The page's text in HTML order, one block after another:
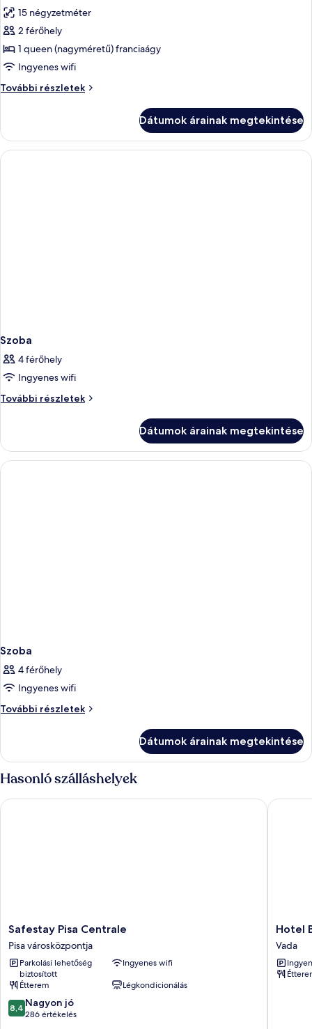
szoba
összes
képének
megtekintése:
Szoba
15 négyzetméter
2 férőhely
1 queen (nagyméretű) franciaágy
Ingyenes wifi
További részletek
Szoba
Dátumok árainak megtekintése
Szoba
4 férőhely
Ingyenes wifi
További részletek
Szoba
Dátumok árainak megtekintése
Szoba
4 férőhely
Ingyenes wifi
További részletek
Szoba
Dátumok árainak megtekintése
Hasonló szálláshelyek
Safestay
Pisa
Centrale
Pisa
városközpontja
Safestay Pisa Centrale
Pisa városközpontja
Parkolási lehetőség
biztosított
Ingyenes wifi
Étterem
Légkondicionálás
8.4
ennyiből:
8,4 Nagyon jó
286 értékelés
Safestay Pisa Centrale
Hotel
Bagni
Lido
Vada
Hotel
Vada
Hotel